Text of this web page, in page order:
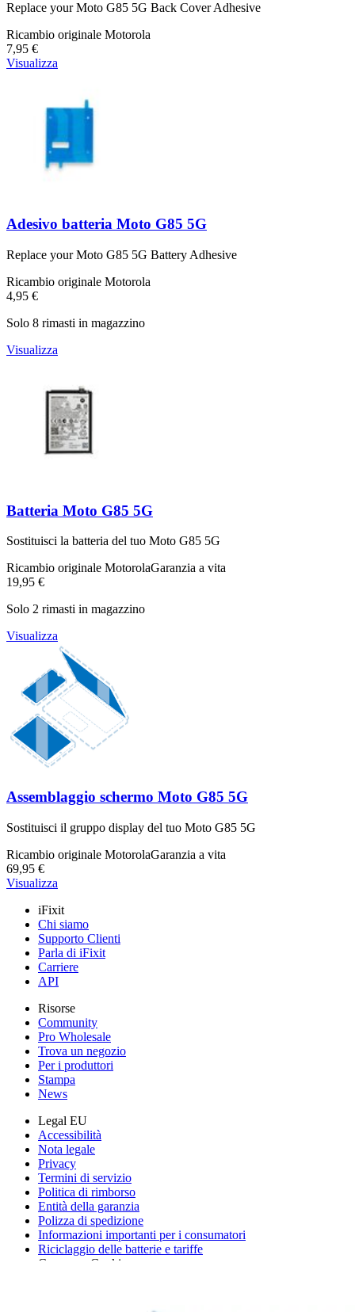
Replace your Moto G85 5G Back Cover Adhesive
Ricambio originale Motorola
7,95 €
Visualizza
Adesivo batteria Moto G85 5G
Replace your Moto G85 5G Battery Adhesive
Ricambio originale Motorola
4,95 €
Solo 8 rimasti in magazzino
Visualizza
Batteria Moto G85 5G
Sostituisci la batteria del tuo Moto G85 5G
Ricambio originale MotorolaGaranzia a vita
19,95 €
Solo 2 rimasti in magazzino
Visualizza
Assemblaggio schermo Moto G85 5G
Sostituisci il gruppo display del tuo Moto G85 5G
Ricambio originale MotorolaGaranzia a vita
69,95 €
Visualizza
iFixit
Chi siamo
Supporto Clienti
Parla di iFixit
Carriere
API
Risorse
Community
Pro Wholesale
Trova un negozio
Per i produttori
Stampa
News
Legal EU
Accessibilità
Nota legale
Privacy
Termini di servizio
Politica di rimborso
Entità della garanzia
Polizza di spedizione
Informazioni importanti per i consumatori
Riciclaggio delle batterie e tariffe
Consenso Cookie